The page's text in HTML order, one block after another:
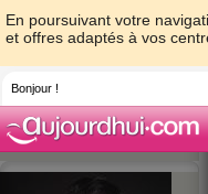
En poursuivant votre
et offres adaptés à vos
Bonjour !